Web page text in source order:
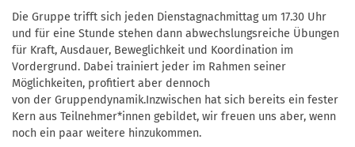
Die Gruppe trifft sich jeden Dienstagnachmittag um 17.30 Uhr
und für eine Stunde stehen dann abwechslungsreiche Übungen
für Kraft, Ausdauer, Beweglichkeit und Koordination im
Vordergrund. Dabei trainiert jeder im Rahmen seiner
Möglichkeiten, profitiert aber dennoch
von der Gruppendynamik.Inzwischen hat sich bereits ein fester
Kern aus Teilnehmer*innen gebildet, wir freuen uns aber, wenn
noch ein paar weitere hinzukommen.